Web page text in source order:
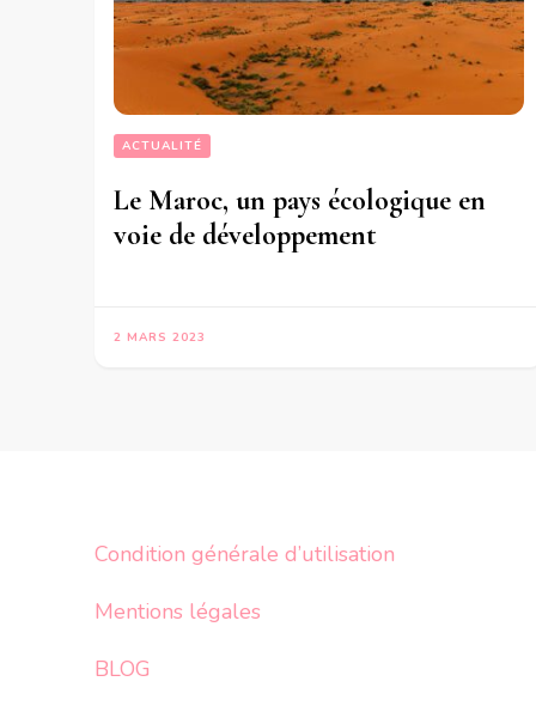
ACTUALITÉ
Le Maroc, un pays écologique en
voie de développement
2 MARS 2023
Condition générale d’utilisation
Mentions légales
BLOG